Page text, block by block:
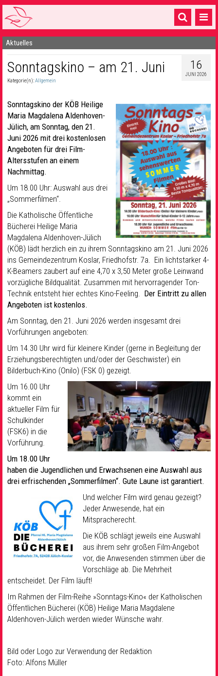
Startseite
1 Pfarrei
16 Gemeinden & mehr
Gottesdienste & Sinnsuche
Sakramente & Feste
Gemeinschaft & Soziales
Musik& Kultur
Seelsorge & Kontakt
Aktuelles
16
JUNI 2026
Sonntagskino – am 21. Juni
Kategorie(n):Allgemein
Sonntagskino der KÖB Heilige
Maria Magdalena Aldenhoven-
Jülich, am Sonntag, den 21.
Juni 2026 mit drei kostenlosen
Angeboten für drei Film-
Altersstufen an einem
Nachmittag.
Um 18.00 Uhr: Auswahl aus drei
„Sommerfilmen“.
Die Katholische Öffentliche
Bücherei Heilige Maria
Magdalena Aldenhoven-Jülich
(KÖB) lädt herzlich ein zu ihrem Sonntagskino am 21. Juni 2026
ins Gemeindezentrum Koslar, Friedhofstr. 7a. Ein lichtstarker 4-
K-Beamers zaubert auf eine 4,70 x 3,50 Meter große Leinwand
vorzügliche Bildqualität. Zusammen mit hervorragender Ton-
Technik entsteht hier echtes Kino-Feeling. Der Eintritt zu allen
Angeboten ist kostenlos.
Am Sonntag, den 21. Juni 2026 werden insgesamt drei
Vorführungen angeboten:
Um 14.30 Uhr wird für kleinere Kinder (gerne in Begleitung der
Erziehungsberechtigten und/oder der Geschwister) ein
Bilderbuch-Kino (Onilo) (FSK 0) gezeigt.
Um 16.00 Uhr
kommt ein
aktueller Film für
Schulkinder
(FSK6) in die
Vorführung.
Um 18.00 Uhr
haben die Jugendlichen und Erwachsenen eine Auswahl aus
drei erfrischenden „Sommerfilmen“. Gute Laune ist garantiert.
Und welcher Film wird genau gezeigt?
Jeder Anwesende, hat ein
Mitspracherecht.
Die KÖB schlägt jeweils eine Auswahl
aus ihrem sehr großen Film-Angebot
vor, die Anwesenden stimmen über die
Vorschläge ab. Die Mehrheit
entscheidet. Der Film läuft!
Im Rahmen der Film-Reihe »Sonntags-Kino« der Katholischen
Öffentlichen Bücherei (KÖB) Heilige Maria Magdalene
Aldenhoven-Jülich werden wieder Wünsche wahr.
Bild oder Logo zur Verwendung der Redaktion
Foto: Alfons Müller